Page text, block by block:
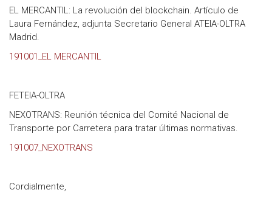
EL MERCANTIL: La revolución del blockchain. Artículo de
Laura Fernández, adjunta Secretario General ATEIA-OLTRA
Madrid.
191001_EL MERCANTIL
FETEIA-OLTRA
NEXOTRANS: Reunión técnica del Comité Nacional de
Transporte por Carretera para tratar últimas normativas.
191007_NEXOTRANS
Cordialmente,